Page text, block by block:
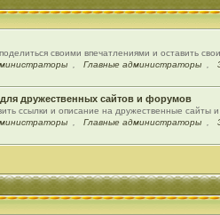
своими впечатлениями и оставить
Главные администраторы
для дружественных сайтов и форумов
ссылки и описание на дружественные сайты
Главные администраторы